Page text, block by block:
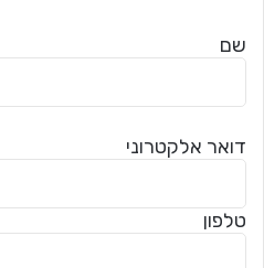
שם
דואר אלקטרוני
טלפון